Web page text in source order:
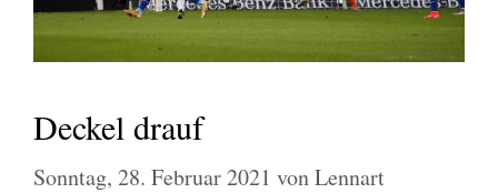
Deckel drauf
Sonntag, 28. Februar 2021 vonLennart